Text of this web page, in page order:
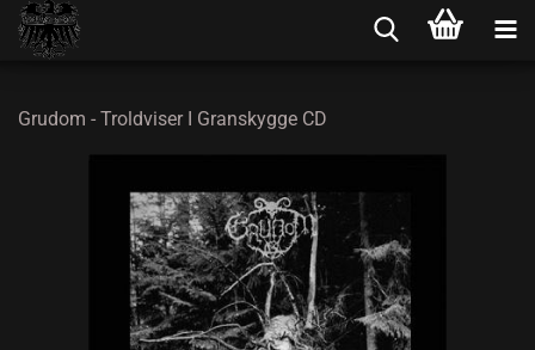
Grudom - Troldviser I Granskygge CD